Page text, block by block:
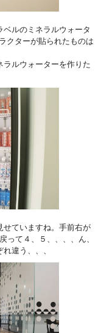
ルのミネラルウォータ
クターが貼られたものは
ルウォーターを作りた
せていますね。手前右が
って４、５、、、、ん、
違う、、、